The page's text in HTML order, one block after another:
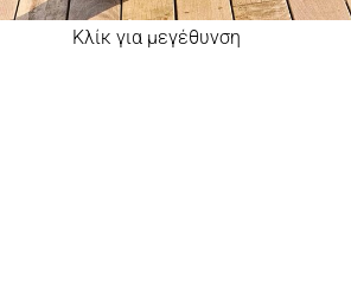
Κλίκ για μεγέθυνση